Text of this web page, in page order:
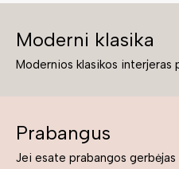
Moderni klasika
Prabangus